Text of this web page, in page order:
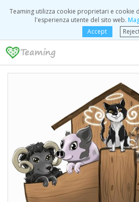
Teaming utilizza cookie proprietari e cookie
l'esperienza utente del sito web.
Accept